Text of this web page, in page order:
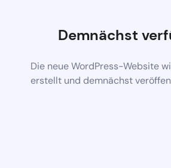
Demnächst
Die neue WordPress-Website
erstellt und demnächst